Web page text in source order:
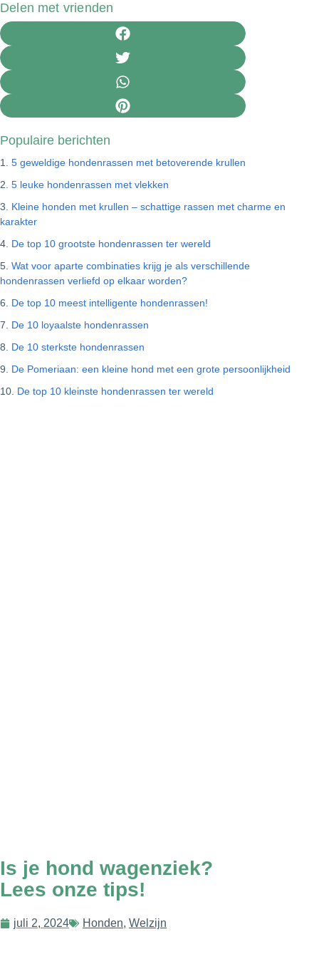
Delen met vrienden
Populaire berichten
5 geweldige hondenrassen met betoverende krullen
5 leuke hondenrassen met vlekken
Kleine honden met krullen – schattige rassen met charme en
karakter
De top 10 grootste hondenrassen ter wereld
Wat voor aparte combinaties krijg je als verschillende
hondenrassen verliefd op elkaar worden?
De top 10 meest intelligente hondenrassen!
De 10 loyaalste hondenrassen
De 10 sterkste hondenrassen
De Pomeriaan: een kleine hond met een grote persoonlijkheid
De top 10 kleinste hondenrassen ter wereld
Is je hond wagenziek?
Lees onze tips!
juli 2, 2024 Honden, Welzijn